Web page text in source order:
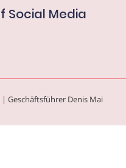
Social Media
Geschäftsführer Denis Mai